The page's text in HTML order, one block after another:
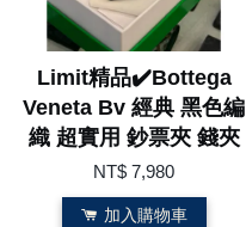
Limit精品✔️Bottega
Veneta Bv 經典 黑色編
織 超實用 鈔票夾 錢夾
NT$ 7,980
加入購物車